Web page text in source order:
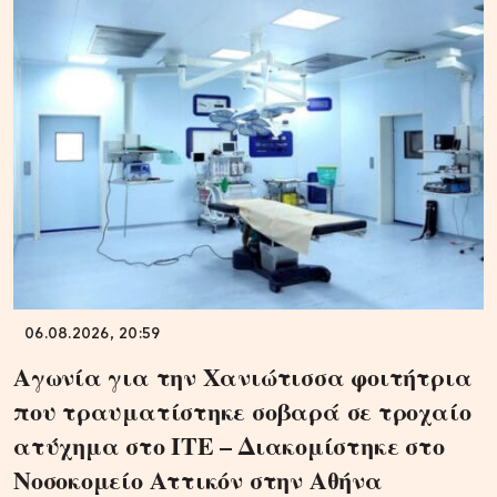
06.08.2026, 20:59
Αγωνία για την Χανιώτισσα φοιτήτρια
που τραυματίστηκε σοβαρά σε τροχαίο
ατύχημα στο ΙΤΕ – Διακομίστηκε στο
Νοσοκομείο Αττικόν στην Αθήνα